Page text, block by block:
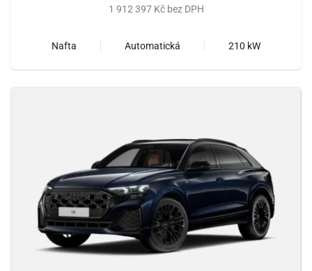
1 912 397 Kč bez DPH
Nafta Automatická 210 kW